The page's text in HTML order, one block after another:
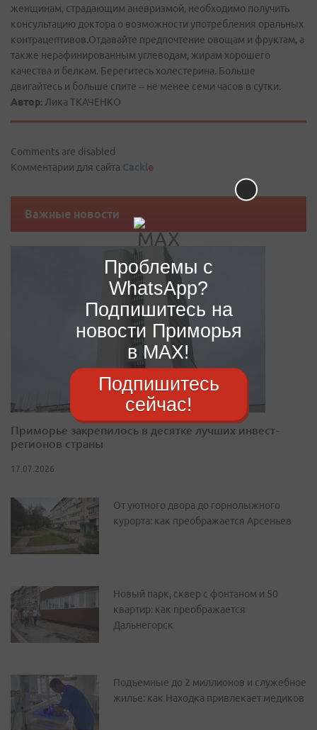
женщинам, страдающим аневризмой, необходимо получить
консультацию доктора о возможности употребления оральных
контрацептивов.Отдавайте предпочтение овощам и фруктам, а
также нерафинированным углеводам, жирам хорошего
качества и белкам. Берегитесь холестерина. Больше
двигайтесь и больше спите – не менее семи часов в сутки.
Автор: Лика ТКАЧЕНКО
Comments are disabled
Комментарии для сайта Cackle
Важные новости
Приморье закрепилось в десятке лучших инвест-
регионов страны
17.07.2026
От уютного двора до горнолыжного
курорта: как преображается Арсеньев
Новый парк, сквер с фонтаном и 50
квартир: как преображается
Дальнегорск
Подъемные до 2 миллионов и служебное
жилье: как Находка привлекает медиков
Проблемы с
WhatsApp?
Подпишитесь на
новости Приморья
в MAX!
Подпишитесь
сейчас!